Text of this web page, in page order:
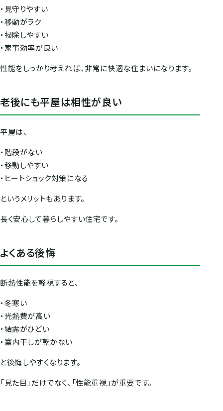
・見守りやすい
・移動がラク
・掃除しやすい
・家事効率が良い
性能をしっかり考えれば、非常に快適な住まいになります。
老後にも平屋は相性が良い
平屋は、
・階段がない
・移動しやすい
・ヒートショック対策になる
というメリットもあります。
長く安心して暮らしやすい住宅です。
よくある後悔
断熱性能を軽視すると、
・冬寒い
・光熱費が高い
・結露がひどい
・室内干しが乾かない
と後悔しやすくなります。
「見た目」だけでなく、「性能重視」が重要です。